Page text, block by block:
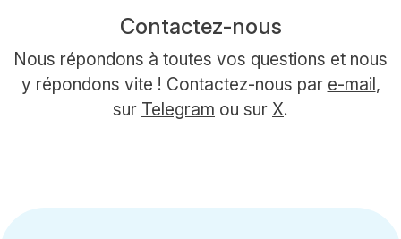
Contactez-nous
Nous répondons à toutes vos questions et nous
y répondons vite ! Contactez-nous par e-mail,
sur Telegram ou sur X.